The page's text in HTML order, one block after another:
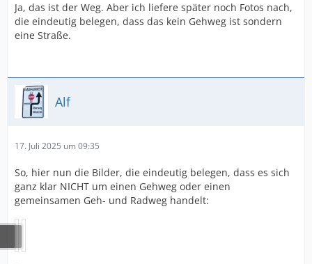
Ja, das ist der Weg. Aber ich liefere später noch Fotos nach,
die eindeutig belegen, dass das kein Gehweg ist sondern
eine Straße.
Alf
17. Juli 2025 um 09:35
So, hier nun die Bilder, die eindeutig belegen, dass es sich
ganz klar NICHT um einen Gehweg oder einen
gemeinsamen Geh- und Radweg handelt: